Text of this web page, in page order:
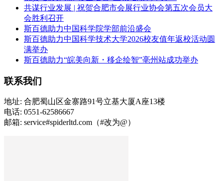
共谋行业发展 | 祝贺合肥市会展行业协会第五次会员大
会胜利召开
斯百德助力中国科学院学部前沿盛会
斯百德助力中国科学技术大学2026校友值年返校活动圆
满举办
斯百德助力“皖美向新・移企绘智”亳州站成功举办
联系我们
地址: 合肥蜀山区金寨路91号立基大厦A座13楼
电话: 0551-62586667
邮箱: service#spiderltd.com（#改为@）